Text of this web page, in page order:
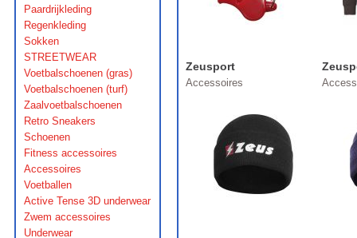
Paardrijkleding
Regenkleding
Sokken
STREETWEAR
Voetbalschoenen (gras)
Voetbalschoenen (turf)
Zaalvoetbalschoenen
Retro Sneakers
Schoenen
Fitness accessoires
Accessoires
Voetballen
Active Tense 3D underwear
Zwem accessoires
Underwear
Zeusport
Accessoires